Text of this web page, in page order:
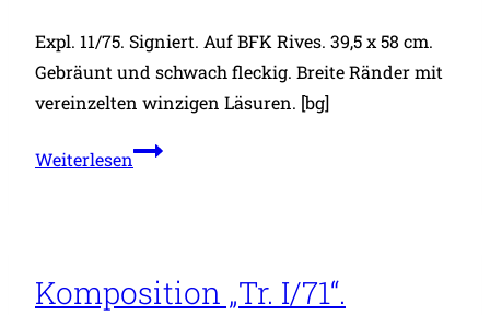
Altstadt
mit
der
Heuscheuer
und
Expl. 11/75. Signiert. Auf BFK Rives. 39,5 x 58 cm.
Gebräunt und schwach fleckig. Breite Ränder mit
vereinzelten winzigen Läsuren. [bg]
WeiterlesenA
Komposition „Tr. I/71“.